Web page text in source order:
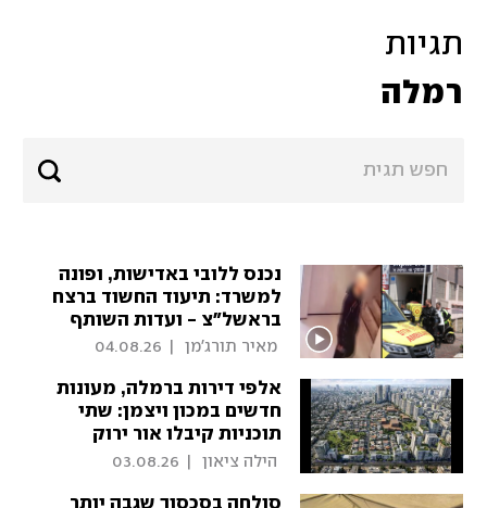
תגיות
רמלה
נכנס ללובי באדישות, ופונה
למשרד: תיעוד החשוד ברצח
בראשל"צ - ועדות השותף
מאיר תורג'מן 04.08.26
אלפי דירות ברמלה, מעונות
חדשים במכון ויצמן: שתי
תוכניות קיבלו אור ירוק
הילה ציאון 03.08.26
סולחה בסכסוך שגבה יותר